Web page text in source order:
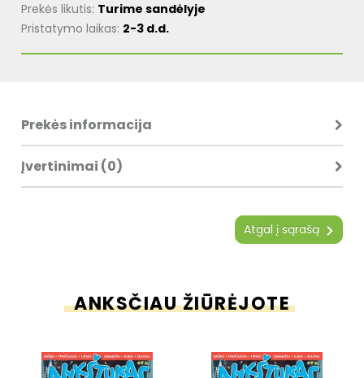
Prekės likutis: Turime sandėlyje
Pristatymo laikas: 2-3 d.d.
Prekės informacija
Įvertinimai (0)
Atgal į sąrašą
ANKSČIAU ŽIŪRĖJOTE